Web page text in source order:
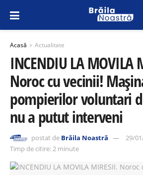
Acasă Actualitate
INCENDIU LA MOVILA
Noroc cu vecinii!
pompierilor voluntari
nu a putut interveni
postat de Brăila Noastră
29/
Timp de citire: 2 minute